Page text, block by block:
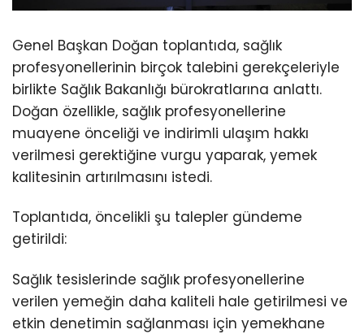
Genel Başkan Doğan toplantıda, sağlık
profesyonellerinin birçok talebini gerekçeleriyle
birlikte Sağlık Bakanlığı bürokratlarına anlattı.
Doğan özellikle, sağlık profesyonellerine
muayene önceliği ve indirimli ulaşım hakkı
verilmesi gerektiğine vurgu yaparak, yemek
kalitesinin artırılmasını istedi.
Toplantıda, öncelikli şu talepler gündeme
getirildi:
Sağlık tesislerinde sağlık profesyonellerine
verilen yemeğin daha kaliteli hale getirilmesi ve
etkin denetimin sağlanması için yemekhane